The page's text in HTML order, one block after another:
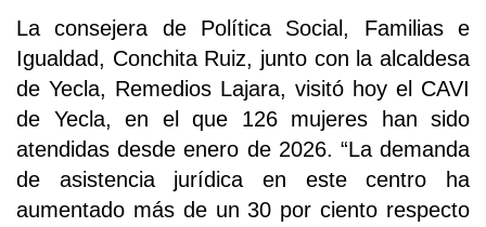
La consejera de Política Social, Familias e
Igualdad, Conchita Ruiz, junto con la alcaldesa
de Yecla, Remedios Lajara, visitó hoy el CAVI
de Yecla, en el que 126 mujeres han sido
atendidas desde enero de 2026. “La demanda
de asistencia jurídica en este centro ha
aumentado más de un 30 por ciento respecto